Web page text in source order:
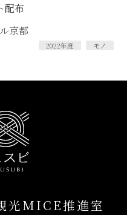
配布
京都
2022年度 モノ
光MICE推進室